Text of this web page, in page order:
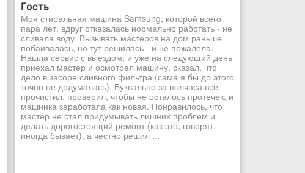
Гость
Моя стиральная машина Samsung, которой всего
пара лет, вдруг отказалась нормально работать - не
сливала воду. Вызывать мастеров на дом раньше
побаивалась, но тут решилась - и не пожалела.
Нашла сервис с выездом, и уже на следующий день
приехал мастер и осмотрел машину, сказал, что
дело в засоре сливного фильтра (сама я бы до этого
точно не додумалась). Буквально за полчаса все
прочистил, проверил, чтобы не осталось протечек, и
машинка заработала как новая. Понравилось, что
мастер не стал придумывать лишних проблем и
делать дорогостоящий ремонт (как это, говорят,
иногда бывает), а честно решил ...